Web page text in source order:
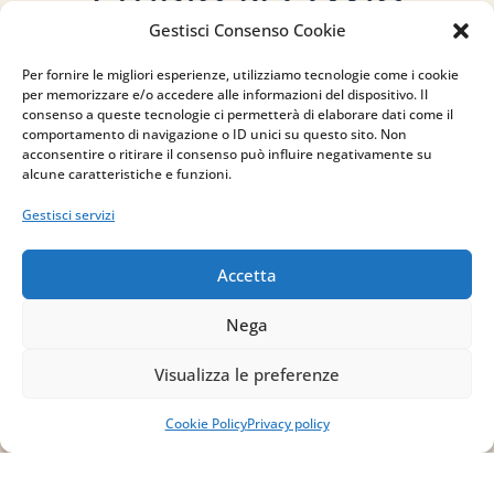
Gestisci Consenso Cookie
Per fornire le migliori esperienze, utilizziamo tecnologie come i cookie
per memorizzare e/o accedere alle informazioni del dispositivo. Il
consenso a queste tecnologie ci permetterà di elaborare dati come il
comportamento di navigazione o ID unici su questo sito. Non
acconsentire o ritirare il consenso può influire negativamente su
alcune caratteristiche e funzioni.
Gestisci servizi
Accetta
Nega
Visualizza le preferenze
Cookie PolicyPrivacy policy
Indirizzo
via Sant’Alessio, 5
83030 Venticano (AV)